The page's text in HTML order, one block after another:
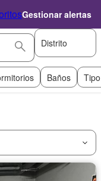
Gestionar alertas
Distrito
Baños